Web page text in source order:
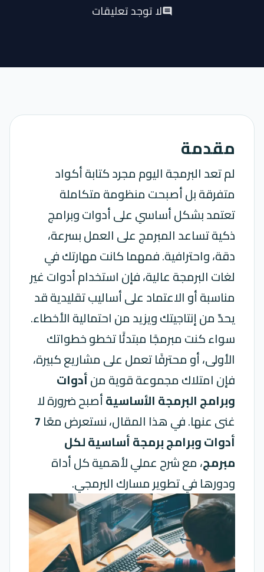
commentلا توجد تعليقات
مقدمة
لم تعد البرمجة اليوم مجرد كتابة أكواد
متفرقة بل أصبحت منظومة متكاملة
تعتمد بشكل أساسي على أدوات وبرامج
ذكية تساعد المبرمج على العمل بسرعة،
دقة، واحترافية. فمهما كانت مهارتك في
لغات البرمجة عالية، فإن استخدام أدوات غير
مناسبة أو الاعتماد على أساليب تقليدية قد
يحدّ من إنتاجيتك ويزيد من احتمالية الأخطاء.
سواء كنت مبرمجًا مبتدئًا تخطو خطواتك
الأولى، أو محترفًا تعمل على مشاريع كبيرة،
فإن امتلاك مجموعة قوية منأدوات
وبرامج البرمجة الأساسيةأصبح ضرورة لا
غنى عنها. في هذا المقال، نستعرض معًا7
أدوات وبرامج برمجة أساسية لكل
مبرمج، مع شرح عملي لأهمية كل أداة
ودورها في تطوير مسارك البرمجي.